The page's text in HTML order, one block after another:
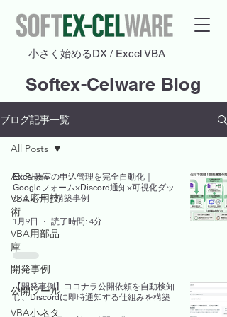
​小さく始めるDX / Excel VBA
Softex-Celware Blog
ブログ記事一覧
All Posts
VBA応用技
術
VBA用部品
庫
開発事例
公開ツール
VBA小ネタ
All Posts
Excel教室の申込管理を完全自動化｜
Googleフォーム×Discord通知×可視化ダッ
シュボード構築事例
1月9日 読了時間: 4分
【開発事例】ココナラ公開依頼を自動検知
し、Discordに即時通知する仕組みを構築